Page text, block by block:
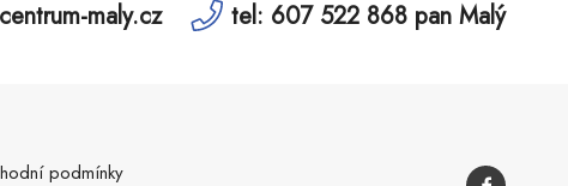
maly.cz tel: 607 522 868 pan Malý
podmínky